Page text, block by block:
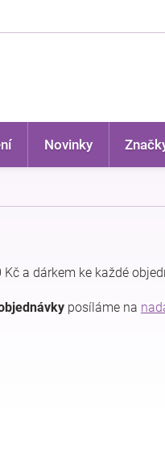
Novinky
a dárkem ke každé
posíláme na